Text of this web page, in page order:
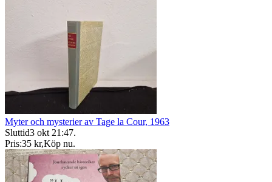
Myter och mysterier av Tage la Cour, 1963
Sluttid3 okt 21:47.
Pris:35 kr,Köp nu.